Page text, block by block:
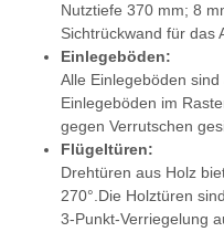
Nutztiefe 370 mm; 8
Sichtrückwand für das
Einlegeböden:
Alle Einlegeböden
Einlegeböden im
gegen Verrutschen
Flügeltüren:
Drehtüren aus Holz
270°.Die Holztüren
3-Punkt-Verriegelung